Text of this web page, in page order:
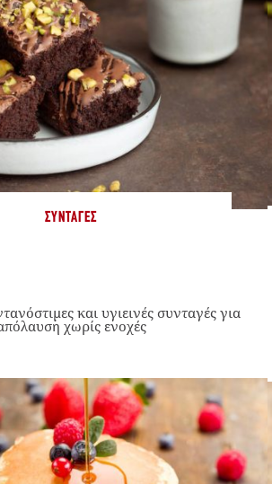
ΣΥΝΤΑΓΈΣ
και υγιεινές συνταγές για
χωρίς ενοχές